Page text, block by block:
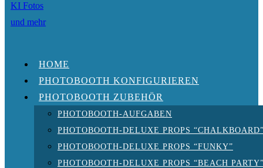
HOME
PHOTOBOOTH KONFIGURIEREN
PHOTOBOOTH ZUBEHÖR
PHOTOBOOTH-AUFGABEN
PHOTOBOOTH-DELUXE PROPS
PHOTOBOOTH-DELUXE PROPS “FUNKY”
PHOTOBOOTH-DELUXE PROPS “BEACH